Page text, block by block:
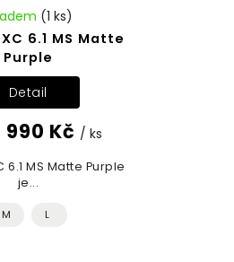
6.1 MS Matte
Purple
(1 ks)
990 Kč / ks
Detail
6.1 MS Matte Purple
je...
M L